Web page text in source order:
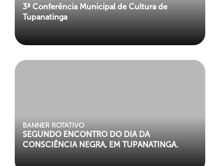
3ª Conferência Municipal de Cultura de
Tupanatinga
BANNER ROTATIVO
SEGUNDO ENCONTRO DO DIA DA
CONSCIÊNCIA NEGRA, EM TUPANATINGA.